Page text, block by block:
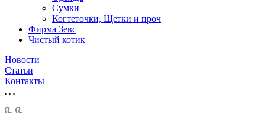
Сумки
Когтеточки, Щетки и проч
Фирма Зевс
Чистый котик
Новости
Статьи
Контакты